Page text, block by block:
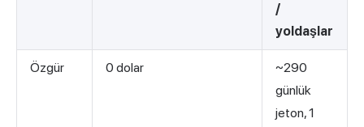
/
yoldaşlar
Özgür 0 dolar
~290
günlük
jeton, 1